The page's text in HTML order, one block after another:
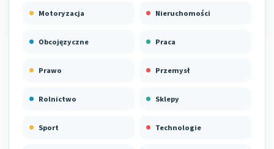
Motoryzacja Nieruchomości
Obcojęzyczne Praca
Prawo Przemysł
Rolnictwo Sklepy
Sport Technologie